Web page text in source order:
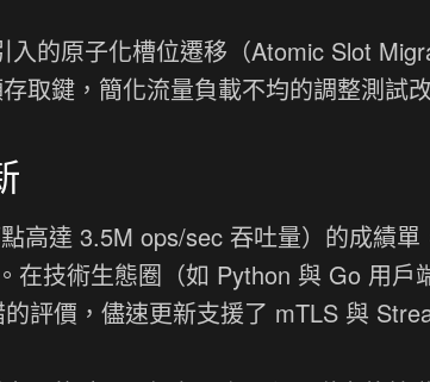
的原子化槽位遷移（Atomic Slot
取鍵，簡化流量負載不均的調整測試
高達 3.5M ops/sec 吞吐量）的成績單
在技術生態圈（如 Python 與 Go 用戶
評價，儘速更新支援了 mTLS 與